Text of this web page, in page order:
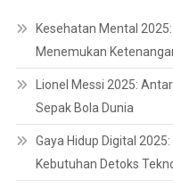
Kesehatan Mental
Menemukan
Lionel Messi 2025:
Sepak Bola Dunia
Gaya Hidup Digital
Kebutuhan Detoks